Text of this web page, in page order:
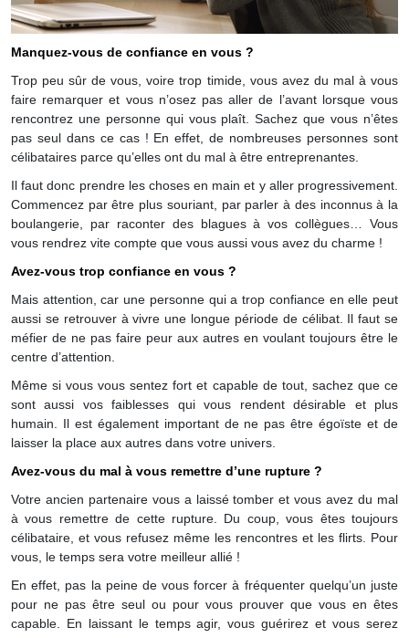
Manquez-vous de confiance en vous ?
Trop peu sûr de vous, voire trop timide, vous avez du mal à vous
faire remarquer et vous n’osez pas aller de l’avant lorsque vous
rencontrez une personne qui vous plaît. Sachez que vous n’êtes
pas seul dans ce cas ! En effet, de nombreuses personnes sont
célibataires parce qu’elles ont du mal à être entreprenantes.
Il faut donc prendre les choses en main et y aller progressivement.
Commencez par être plus souriant, par parler à des inconnus à la
boulangerie, par raconter des blagues à vos collègues… Vous
vous rendrez vite compte que vous aussi vous avez du charme !
Avez-vous trop confiance en vous ?
Mais attention, car une personne qui a trop confiance en elle peut
aussi se retrouver à vivre une longue période de célibat. Il faut se
méfier de ne pas faire peur aux autres en voulant toujours être le
centre d’attention.
Même si vous vous sentez fort et capable de tout, sachez que ce
sont aussi vos faiblesses qui vous rendent désirable et plus
humain. Il est également important de ne pas être égoïste et de
laisser la place aux autres dans votre univers.
Avez-vous du mal à vous remettre d’une rupture ?
Votre ancien partenaire vous a laissé tomber et vous avez du mal
à vous remettre de cette rupture. Du coup, vous êtes toujours
célibataire, et vous refusez même les rencontres et les flirts. Pour
vous, le temps sera votre meilleur allié !
En effet, pas la peine de vous forcer à fréquenter quelqu’un juste
pour ne pas être seul ou pour vous prouver que vous en êtes
capable. En laissant le temps agir, vous guérirez et vous serez